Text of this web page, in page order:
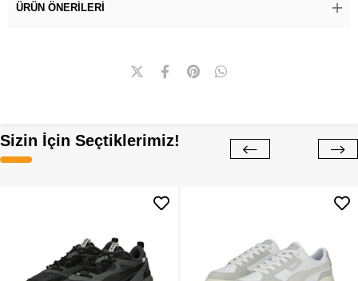
ÜRÜN ÖNERILERI
Sizin İçin Seçtiklerimiz!